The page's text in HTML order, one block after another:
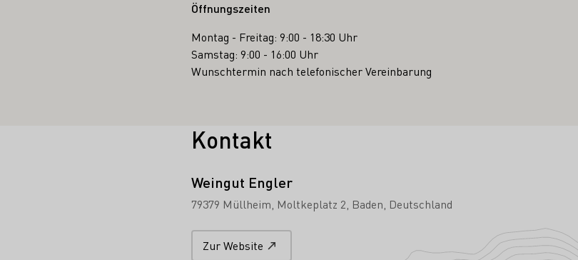
Öffnungszeiten
Montag - Freitag: 9:00 - 18:30 Uhr
Samstag: 9:00 - 16:00 Uhr
Wunschtermin nach telefonischer Vereinbarung
Kontakt
Weingut Engler
79379 Müllheim Moltkeplatz 2 Baden Deutschland
Zur Website